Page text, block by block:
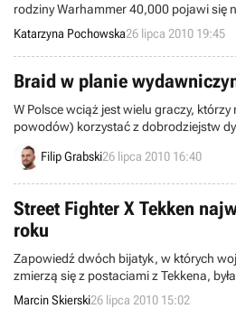
rodziny Warhammer 40,000 pojawi się
przeznaczonej na PlayStation 3, Xboksa
wcześniejszym zapowiedziom, także
o podtytule Space Marine pracuje
gracze wcielą się w tytułowych space
Katarzyna Pochowska26 lipca 2010 19:45
Braid w planie
W Polsce wciąż jest wielu graczy,
powodów) korzystać z dobrodziejstw
często wylewają żale, że nie mogą
produkcjami niezależnymi dostępnymi
Filip Grabski26 lipca 2010 16:40
Street Fighter X Tekken
roku
Zapowiedź dwóch bijatyk, w których
zmierzą się z postaciami z Tekkena,
wydarzeniem dla graczy na tegorocznej
Takiego crossovera jeszcze nie było,
Marcin Skierski26 lipca 2010 15:02